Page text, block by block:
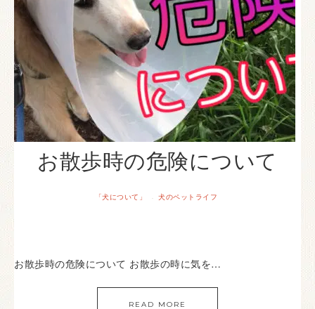
お散歩時の危険について
「犬について」 · 犬のペットライフ
お散歩時の危険について お散歩の時に気を…
READ MORE